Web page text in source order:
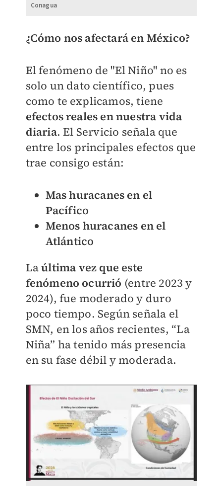
Conagua
¿Cómo nos afectará en México?
El fenómeno de "El Niño" no es
solo un dato científico, pues
como te explicamos, tiene
efectos reales en nuestra vida
diaria. El Servicio señala que
entre los principales efectos que
trae consigo están:
Mas huracanes en el
Pacífico
Menos huracanes en el
Atlántico
Laúltima vez que este
fenómeno ocurrió (entre 2023 y
2024), fue moderado y duro
poco tiempo. Según señala el
SMN, en los años recientes, “La
Niña” ha tenido más presencia
en su fase débil y moderada.